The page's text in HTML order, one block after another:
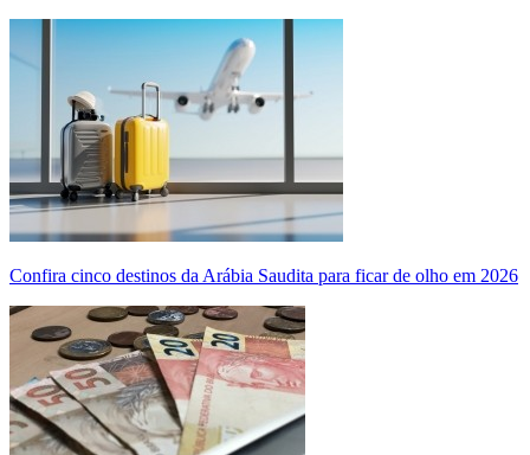
Confira cinco destinos da Arábia Saudita para ficar de olho em 2026